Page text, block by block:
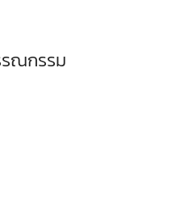
รณกรรม